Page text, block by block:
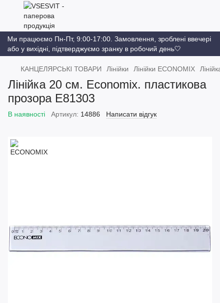
Ми працюємо Пн-Пт, 9:00-17:00. Замовлення, зроблені ввечері
або у вихідні, підтверджуємо зранку в робочий день🤍
КАНЦЕЛЯРСЬКІ ТОВАРИ Лінійки Лінійки ECONOMIX
Лінійка 20 см. Economix. пластикова
прозора E81303
В наявності Артикул: 14886 Написати відгук